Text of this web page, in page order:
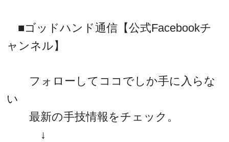
■ゴッドハンド通信【公式Facebookチ
ャンネル】
フォローしてココでしか手に入らな
い
最新の手技情報をチェック。
↓